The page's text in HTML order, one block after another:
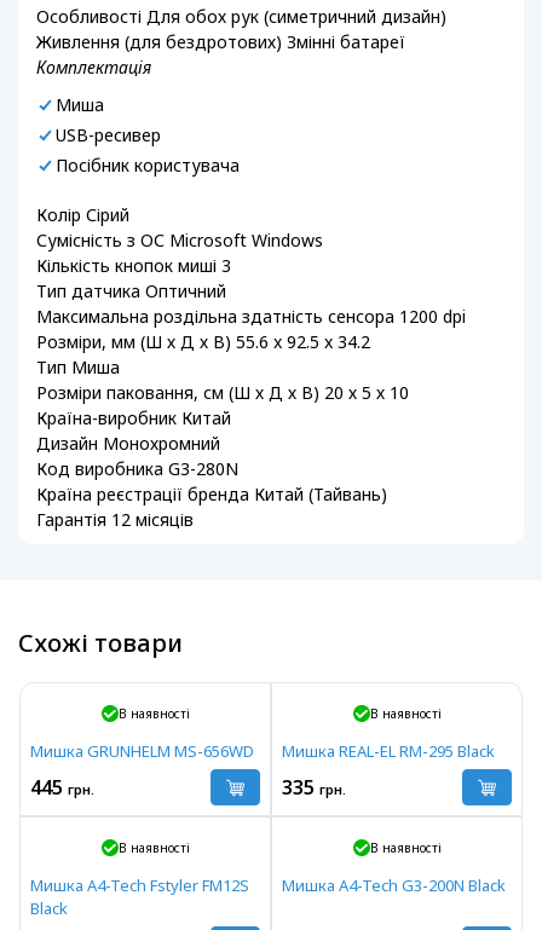
Особливості Для обох рук (симетричний дизайн)
Живлення (для бездротових) Змінні батареї
Комплектація
Миша
USB-ресивер
Посібник користувача
Колір Сірий
Сумісність з ОС Microsoft Windows
Кількість кнопок миші 3
Тип датчика Оптичний
Максимальна роздільна здатність сенсора 1200 dpi
Розміри, мм (Ш х Д х В) 55.6 x 92.5 x 34.2
Тип Миша
Розміри паковання, см (Ш х Д х В) 20 х 5 х 10
Країна-виробник Китай
Дизайн Монохромний
Код виробника G3-280N
Країна реєстрації бренда Китай (Тайвань)
Гарантія 12 місяців
Схожі товари
В наявності
Мишка GRUNHELM MS-656WD
445 грн.
В наявності
Мишка REAL-EL RM-295 Black
335 грн.
В наявності
Мишка A4-Tech Fstyler FM12S
Black
В наявності
Мишка A4-Tech G3-200N Black